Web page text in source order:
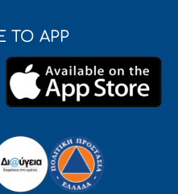
ΤΟ APP